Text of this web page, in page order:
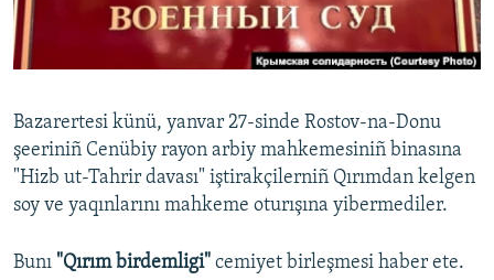
Українською
RFE/RS bütün saytları
Bazarertesi künü, yanvar 27-sinde Rostov-na-Donu
şeeriniñ Cenübiy rayon arbiy mahkemesiniñ binasına
"Hizb ut-Tahrir davası" iştirakçilerniñ Qırımdan kelgen
soy ve yaqınlarını mahkeme oturışına yibermediler.
Bunı "Qırım birdemligi" cemiyet birleşmesi haber ete.